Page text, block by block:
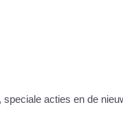
acties en de